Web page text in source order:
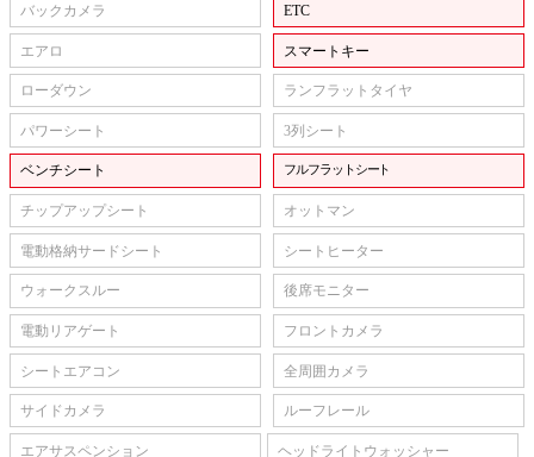
バックカメラ ETC
エアロ スマートキー
ローダウン ランフラットタイヤ
パワーシート 3列シート
ベンチシート フルフラットシート
チップアップシート オットマン
電動格納サードシート シートヒーター
ウォークスルー 後席モニター
電動リアゲート フロントカメラ
シートエアコン 全周囲カメラ
サイドカメラ ルーフレール
エアサスペンション ヘッドライトウォッシャー